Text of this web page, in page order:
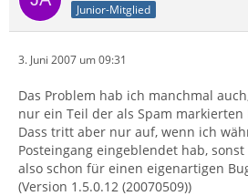
Junior-Mitglied
3. Juni 2007 um 09:31
Das Problem hab ich manchmal
nur ein Teil der als Spam markierten
Dass tritt aber nur auf, wenn ich
Posteingang eingeblendet hab,
also schon für einen eigenartigen
(Version 1.5.0.12 (20070509))